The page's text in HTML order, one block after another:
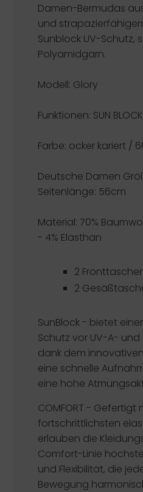
Damen-Bermudas
und
Sunblock UV-Schutz,
Polyamidgarn.
Modell: Glory
Funktionen: SUN
Farbe: ocker kariert /
Deutsche Damen
Seitenlänge: 56cm
Material: 70%
- 4% Elasthan
2
2
SunBlock - bietet
Schutz vor UV-A- und
dank dem
eine schnelle
eine hohe
COMFORT - Gefertigt
fortschrittlichsten
erlauben die
Comfort-Linie
und Flexibilität, die
Bewegung